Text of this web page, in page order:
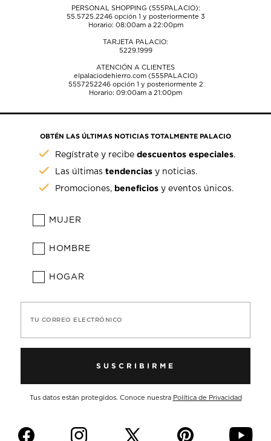
PERSONAL SHOPPING (555PALACIO):
55.5725.2246opción 1 y posteriormente 3
Horario: 08:00am a 22:00pm
TARJETA PALACIO:
5229.1999
ATENCIÓN A CLIENTES
elpalaciodehierro.com (555PALACIO)
5557252246opción 1 y posteriormente 2
Horario: 09:00am a 21:00pm
OBTÉN LAS ÚLTIMAS NOTICIAS TOTALMENTE PALACIO
Regístrate y recibedescuentos especiales.
Las últimastendencias y noticias.
Promociones, beneficios y eventos únicos.
MUJER
HOMBRE
HOGAR
TU CORREO ELECTRÓNICO
SUSCRIBIRME
Tus datos están protegidos. Conoce nuestra Política de Privacidad
f i p y